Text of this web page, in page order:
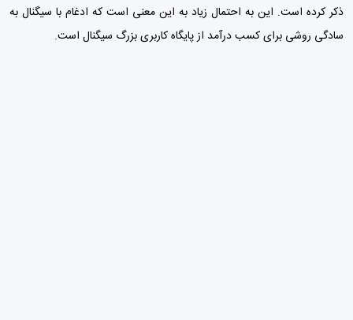
ذکر کرده است. این به احتمال زیاد به این معنی است که ادغام با سیگنال به
سادگی روشی برای کسب درآمد از پایگاه کاربری بزرگ سیگنال است.